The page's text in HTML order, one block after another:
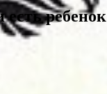
есть ребенок